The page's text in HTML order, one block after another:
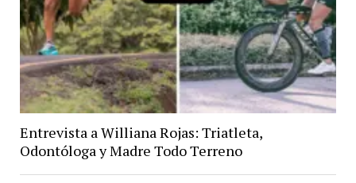
Entrevista a Williana Rojas: Triatleta,
Odontóloga y Madre Todo Terreno